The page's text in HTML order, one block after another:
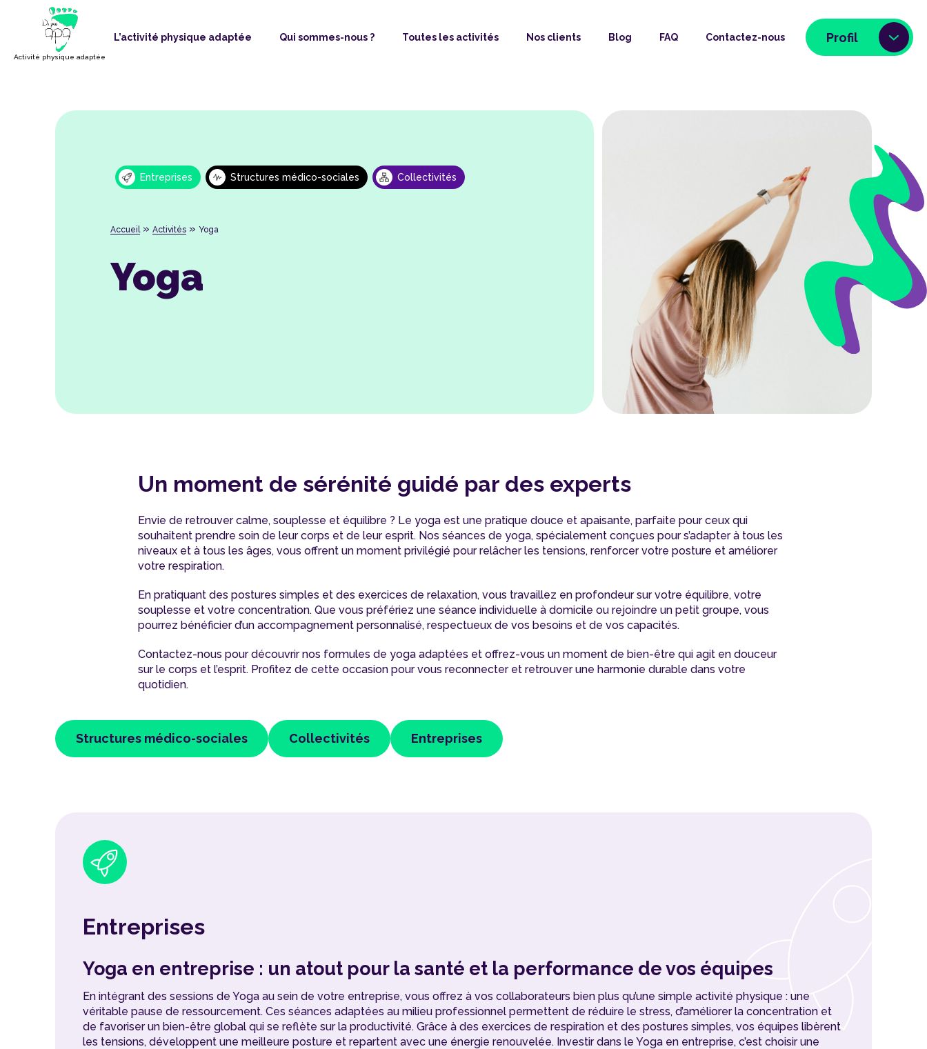
Activité physique adaptée
Profil
L’activité physique adaptée Qui sommes-nous ? Toutes les activités Nos clients Blog FAQ Contactez-nous
Entreprises Structures médico-sociales Collectivités
Accueil» Activités » Yoga
Yoga
Un moment de sérénité guidé par des experts
Envie de retrouver calme, souplesse et équilibre ? Le yoga est une pratique douce et apaisante, parfaite pour ceux qui
souhaitent prendre soin de leur corps et de leur esprit. Nos séances de yoga, spécialement conçues pour s’adapter à tous les
niveaux et à tous les âges, vous offrent un moment privilégié pour relâcher les tensions, renforcer votre posture et améliorer
votre respiration.
En pratiquant des postures simples et des exercices de relaxation, vous travaillez en profondeur sur votre équilibre, votre
souplesse et votre concentration. Que vous préfériez une séance individuelle à domicile ou rejoindre un petit groupe, vous
pourrez bénéficier d’un accompagnement personnalisé, respectueux de vos besoins et de vos capacités.
Contactez-nous pour découvrir nos formules de yoga adaptées et offrez-vous un moment de bien-être qui agit en douceur
sur le corps et l’esprit. Profitez de cette occasion pour vous reconnecter et retrouver une harmonie durable dans votre
quotidien.
Structures médico-sociales Collectivités Entreprises
Entreprises
Yoga en entreprise : un atout pour la santé et la performance de vos équipes
En intégrant des sessions de Yoga au sein de votre entreprise, vous offrez à vos collaborateurs bien plus qu’une simple activité physique : une
véritable pause de ressourcement. Ces séances adaptées au milieu professionnel permettent de réduire le stress, d’améliorer la concentration et
de favoriser un bien-être global qui se reflète sur la productivité. Grâce à des exercices de respiration et des postures simples, vos équipes libèrent
les tensions, développent une meilleure posture et repartent avec une énergie renouvelée. Investir dans le Yoga en entreprise, c’est choisir une